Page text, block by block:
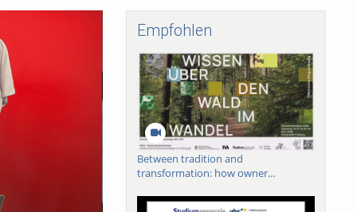
Empfohlen
Between tradition and
transformation: how owner...